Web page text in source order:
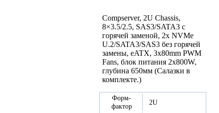
Compserver, 2U Chassis,
8×3.5/2.5, SAS3/SATA3 с
горячей заменой, 2x NVMe
U.2/SATA3/SAS3 без горячей
замены, eATX, 3x80mm PWM
Fans, блок питания 2х800W,
глубина 650мм (Салазки в
комплекте.)
Форм-
фактор
2U